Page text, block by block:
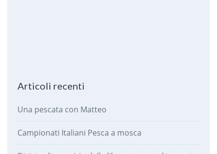
Articoli recenti
Una pescata con Matteo
Campionati Italiani Pesca a mosca